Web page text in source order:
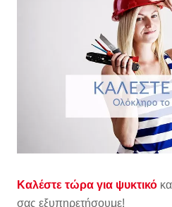
Καλέστε τώρα για ψυκτικό
σας εξυπηρετήσουμε!